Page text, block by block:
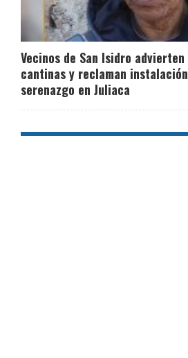
Vecinos de San Isidro
cantinas y reclaman
serenazgo en Juliaca